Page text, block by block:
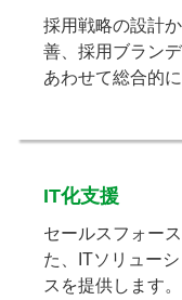
採用戦略の設計
善、採用ブラン
あわせて総合的
IT化支援
セールスフォー
た、ITソリュー
スを提供します。